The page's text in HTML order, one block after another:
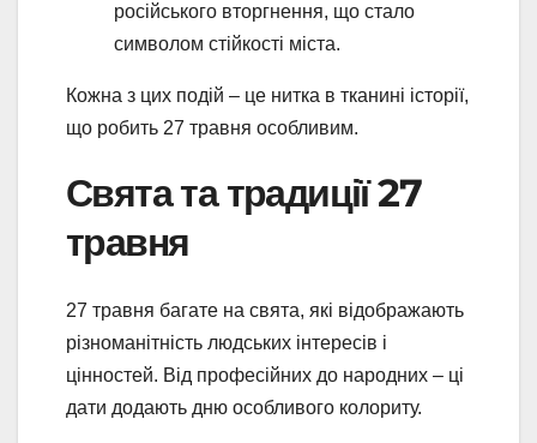
російського вторгнення, що стало
символом стійкості міста.
Кожна з цих подій – це нитка в тканині історії,
що робить 27 травня особливим.
Свята та традиції 27
травня
27 травня багате на свята, які відображають
різноманітність людських інтересів і
цінностей. Від професійних до народних – ці
дати додають дню особливого колориту.